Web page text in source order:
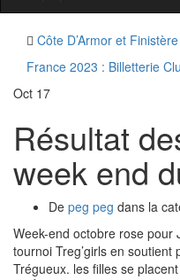
Côte D’Armor et
France 2023 : Billetterie
Oct 17
Résultat
week end
De peg peg dans la
Week-end octobre rose pour
tournoi Treg’girls en
Trégueux. les filles se